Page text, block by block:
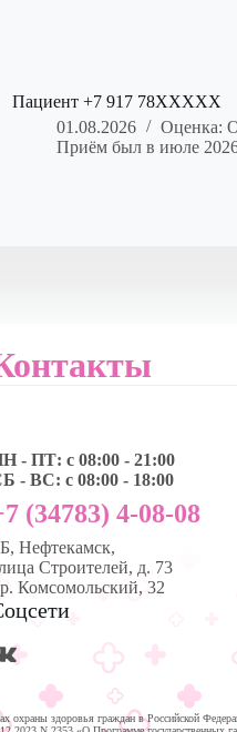
Пациент +7 917 78XXXXX
01.08.2026
Оценка:
Приём был в июле
- ПТ: с 08:00 - 21:00
- ВС: с 08:00 - 18:00
(34783) 4-08-08
Нефтекамск,
Строителей, д. 73
Комсомольский, 32
охраны здоровья граждан в Российской